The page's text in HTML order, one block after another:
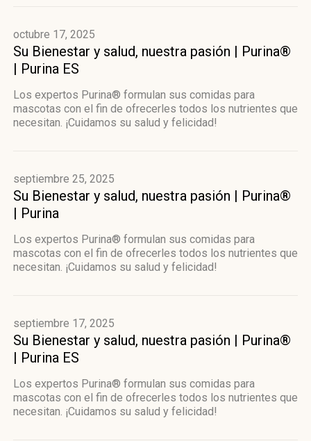
octubre 17, 2025
Su Bienestar y salud, nuestra pasión | Purina®
| Purina ES
Los expertos Purina® formulan sus comidas para
mascotas con el fin de ofrecerles todos los nutrientes que
necesitan. ¡Cuidamos su salud y felicidad!
septiembre 25, 2025
Su Bienestar y salud, nuestra pasión | Purina®
| Purina
Los expertos Purina® formulan sus comidas para
mascotas con el fin de ofrecerles todos los nutrientes que
necesitan. ¡Cuidamos su salud y felicidad!
septiembre 17, 2025
Su Bienestar y salud, nuestra pasión | Purina®
| Purina ES
Los expertos Purina® formulan sus comidas para
mascotas con el fin de ofrecerles todos los nutrientes que
necesitan. ¡Cuidamos su salud y felicidad!